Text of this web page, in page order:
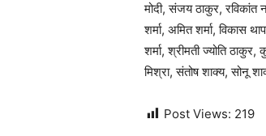
मोदी, संजय ठाकुर, रविकांत
शर्मा, अमित शर्मा, विकास
शर्मा, श्रीमती ज्योति
मिश्रा, संतोष शाक्य, सोनू
Post Views: 219